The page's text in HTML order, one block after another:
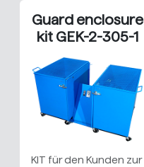
Guard enclosure
kit GEK-2-305-1
KIT für den Kunden zur